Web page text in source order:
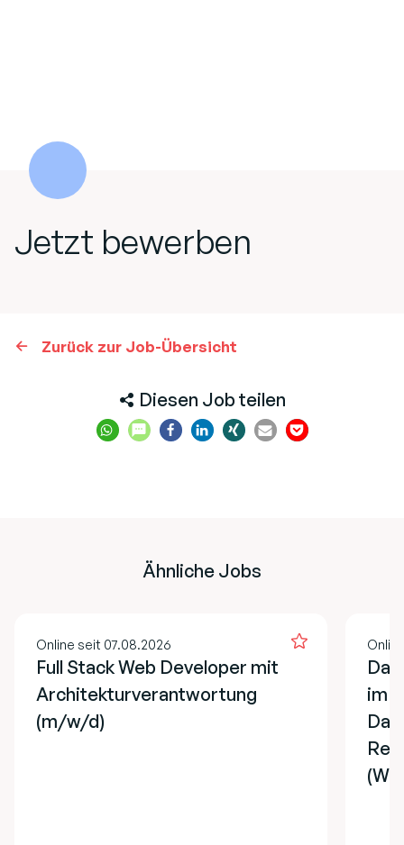
Jetzt bewerben
Zurück zur Job-Übersicht
Diesen Job teilen
Ähnliche Jobs
Online seit 07.08.2026
Full Stack Web Developer mit
Architekturverantwortung
(m/w/d)
im